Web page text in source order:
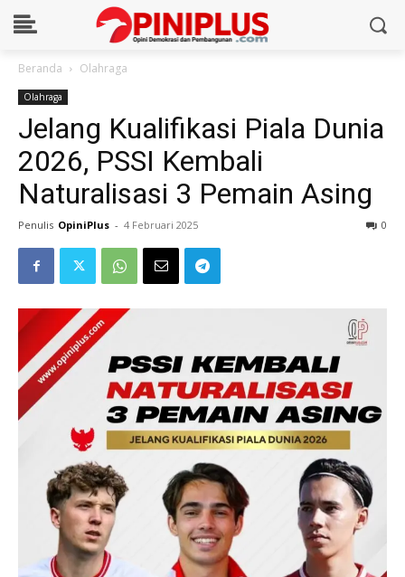
Beranda Olahraga
Olahraga
Jelang Kualifikasi Piala Dunia
2026, PSSI Kembali
Naturalisasi 3 Pemain Asing
Penulis OpiniPlus - 4 Februari 2025 0